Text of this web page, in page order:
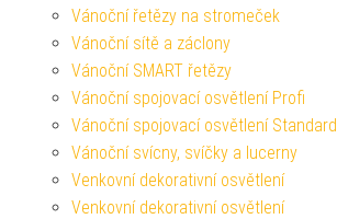
Vánoční řetězy na stromeček
Vánoční sítě a záclony
Vánoční SMART řetězy
Vánoční spojovací osvětlení Profi
Vánoční spojovací osvětlení Standard
Vánoční svícny, svíčky a lucerny
Venkovní dekorativní osvětlení
Venkovní dekorativní osvětlení